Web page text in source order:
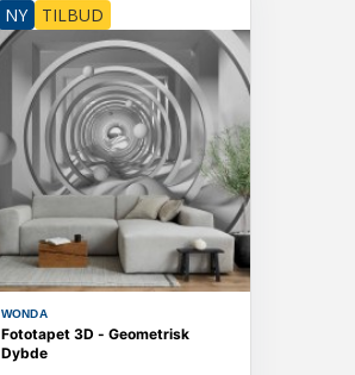
NY TILBUD
WONDA
Fototapet 3D - Geometrisk
Dybde